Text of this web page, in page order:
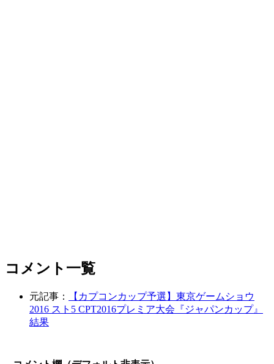
コメント一覧
元記事：
【カプコンカップ予選】東京ゲームショウ
2016 スト5 CPT2016プレミア大会『ジャパンカップ』
結果